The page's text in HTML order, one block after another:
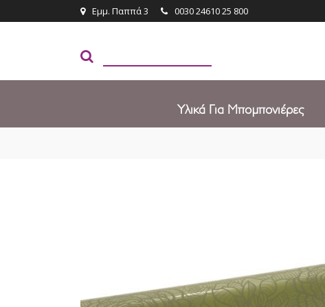
Εμμ. Παππά 3 0030 24610 25 800
Υλικά Για Μπομπονιέρες